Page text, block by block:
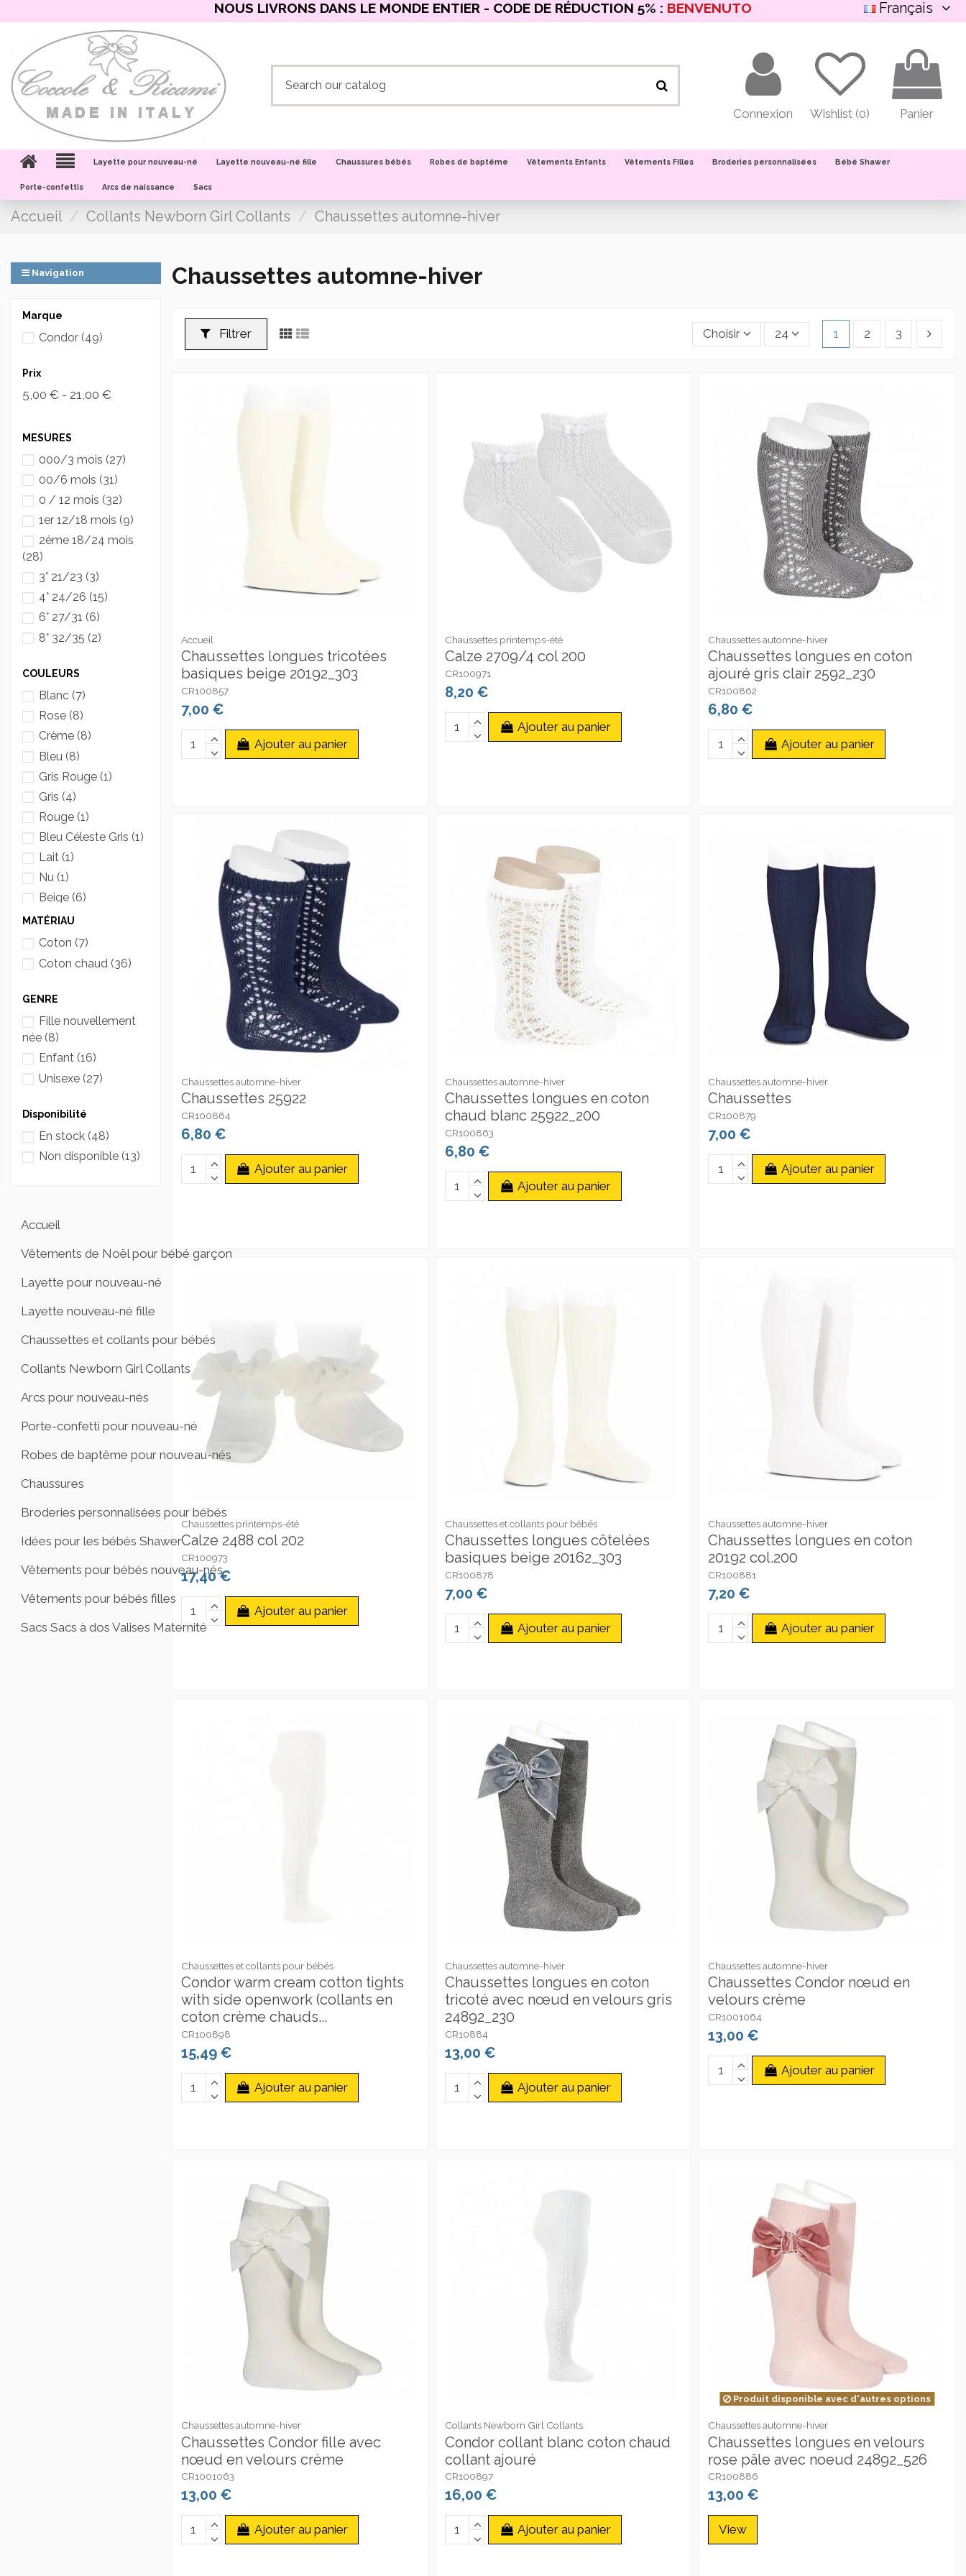
NOUS LIVRONS DANS LE MONDE ENTIER - CODE DE RÉDUCTION 5% : BENVENUTO Français
Connexion Wishlist (0) Panier
Layette pour nouveau-né Layette nouveau-né fille Chaussures bébés Robes de baptême Vêtements Enfants Vêtements Filles Broderies personnalisées Bébé Shawer
Porte-confettis Arcs de naissance Sacs
Accueil Collants Newborn Girl Collants Chaussettes automne-hiver
Chaussettes automne-hiver
Filtrer Choisir 24 1 2 3
Accueil
Chaussettes longues tricotées
basiques beige 20192_303
CR100857
7,00 €
Ajouter au panier
Chaussettes printemps-été
Calze 2709/4 col 200
CR100971
8,20 €
Ajouter au panier
Chaussettes automne-hiver
Chaussettes longues en coton
ajouré gris clair 2592_230
CR100862
6,80 €
Ajouter au panier
Chaussettes automne-hiver
Chaussettes 25922
CR100864
6,80 €
Ajouter au panier
Chaussettes automne-hiver
Chaussettes longues en coton
chaud blanc 25922_200
CR100863
6,80 €
Ajouter au panier
Chaussettes automne-hiver
Chaussettes
CR100879
7,00 €
Ajouter au panier
Chaussettes printemps-été
Calze 2488 col 202
CR100973
17,40 €
Ajouter au panier
Chaussettes et collants pour bébés
Chaussettes longues côtelées
basiques beige 20162_303
CR100878
7,00 €
Ajouter au panier
Chaussettes automne-hiver
Chaussettes longues en coton
20192 col.200
CR100881
7,20 €
Ajouter au panier
Chaussettes et collants pour bébés
Condor warm cream cotton tights
with side openwork (collants en
coton crème chauds...
CR100898
15,49 €
Ajouter au panier
Chaussettes automne-hiver
Chaussettes longues en coton
tricoté avec nœud en velours gris
24892_230
CR10884
13,00 €
Ajouter au panier
Chaussettes automne-hiver
Chaussettes Condor nœud en
velours crème
CR1001064
13,00 €
Ajouter au panier
Chaussettes automne-hiver
Chaussettes Condor fille avec
nœud en velours crème
CR1001063
13,00 €
Ajouter au panier
Collants Newborn Girl Collants
Condor collant blanc coton chaud
collant ajouré
CR100897
16,00 €
Ajouter au panier
Produit disponible avec d'autres options
Chaussettes automne-hiver
Chaussettes longues en velours
rose pâle avec noeud 24892_526
CR100886
13,00 €
View
Navigation
Marque
Condor (49)
Prix
5,00 € - 21,00 €
MESURES
000/3 mois (27)
00/6 mois (31)
0 / 12 mois (32)
1er 12/18 mois (9)
2ème 18/24 mois
(28)
3° 21/23 (3)
4° 24/26 (15)
6° 27/31 (6)
8° 32/35 (2)
COULEURS
Blanc (7)
Rose (8)
Crème (8)
Bleu (8)
Gris Rouge (1)
Gris (4)
Rouge (1)
Bleu Céleste Gris (1)
Lait (1)
Nu (1)
Beige (6)
MATÉRIAU
Coton (7)
Coton chaud (36)
GENRE
Fille nouvellement
née (8)
Enfant (16)
Unisexe (27)
Disponibilité
En stock (48)
Non disponible (13)
Accueil
Vêtements de Noël pour bébé garçon
Layette pour nouveau-né
Layette nouveau-né fille
Chaussettes et collants pour bébés
Collants Newborn Girl Collants
Arcs pour nouveau-nés
Porte-confetti pour nouveau-né
Robes de baptême pour nouveau-nés
Chaussures
Broderies personnalisées pour bébés
Idées pour les bébés Shawer
Vêtements pour bébés nouveau-nés
Vêtements pour bébés filles
Sacs Sacs à dos Valises Maternité